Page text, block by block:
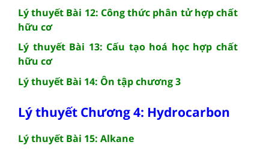
Lý thuyết Bài 12: Công thức phân tử hợp chất
hữu cơ
Lý thuyết Bài 13: Cấu tạo hoá học hợp chất
hữu cơ
Lý thuyết Bài 14: Ôn tập chương 3
Lý thuyết Chương 4: Hydrocarbon
Lý thuyết Bài 15: Alkane